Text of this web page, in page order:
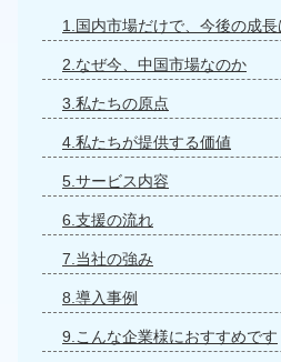
1.国内市場だけで、今後の成
2.なぜ今、中国市場なのか
3.私たちの原点
4.私たちが提供する価値
5.サービス内容
6.支援の流れ
7.当社の強み
8.導入事例
9.こんな企業様におすすめです